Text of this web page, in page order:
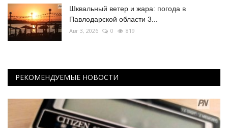
Шквальный ветер и жара: погода в
Павлодарской области 3...
Авг 3, 2026 0 819
РЕКОМЕНДУЕМЫЕ НОВОСТИ